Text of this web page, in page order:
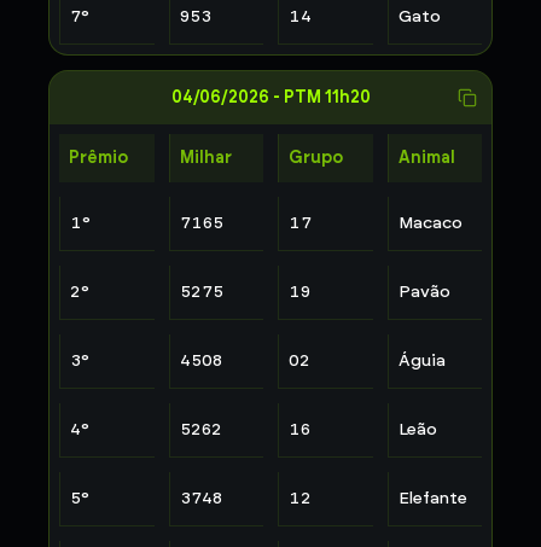
7° 953 14 Gato
04/06/2026 - PTM 11h20
Prêmio Milhar Grupo Animal
1° 7165 17 Macaco
2° 5275 19 Pavão
3° 4508 02 Águia
4° 5262 16 Leão
5° 3748 12 Elefante